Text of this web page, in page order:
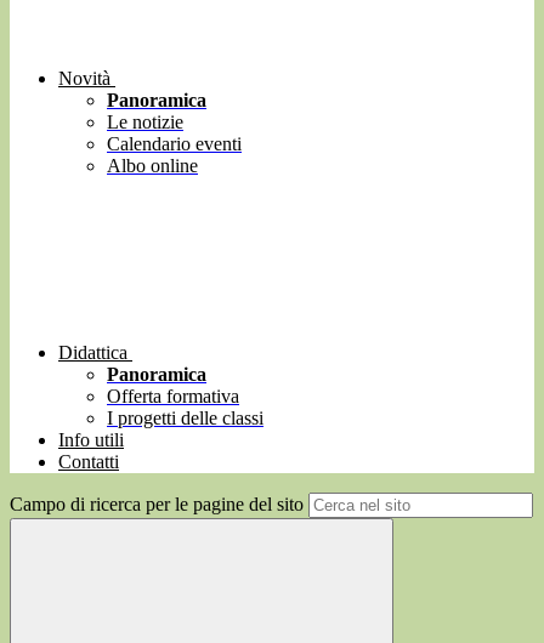
Novità
Panoramica
Le notizie
Calendario eventi
Albo online
Didattica
Panoramica
Offerta formativa
I progetti delle classi
Info utili
Contatti
Campo di ricerca per le pagine del sito